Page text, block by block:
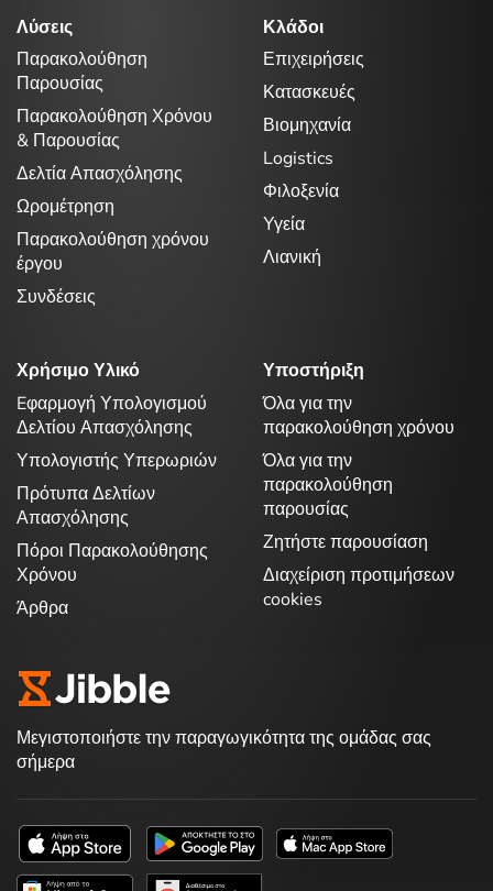
Λύσεις
Παρακολούθηση
Παρουσίας
Παρακολούθηση Χρόνου
& Παρουσίας
Δελτία Απασχόλησης
Ωρομέτρηση
Παρακολούθηση χρόνου
έργου
Συνδέσεις
Κλάδοι
Επιχειρήσεις
Κατασκευές
Βιομηχανία
Logistics
Φιλοξενία
Υγεία
Λιανική
Χρήσιμο Υλικό
Eφαρμογή Υπολογισμού
Δελτίου Απασχόλησης
Υπολογιστής Υπερωριών
Πρότυπα Δελτίων
Απασχόλησης
Πόροι Παρακολούθησης
Χρόνου
Άρθρα
Υποστήριξη
Όλα για την
παρακολούθηση χρόνου
Όλα για την
παρακολούθηση
παρουσίας
Ζητήστε παρουσίαση
Διαχείριση προτιμήσεων
cookies
Μεγιστοποιήστε την παραγωγικότητα της ομάδας σας
σήμερα